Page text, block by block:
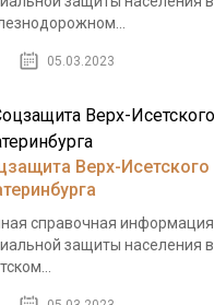
05.03.2023
Верх-Исетского
справочная информация
защиты населения